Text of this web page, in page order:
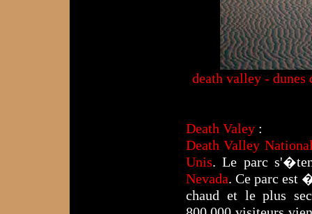
death valley - dunes
Death Valey :
Death Valley
Unis. Le parc
Nevada. Ce parc est
chaud et le plus